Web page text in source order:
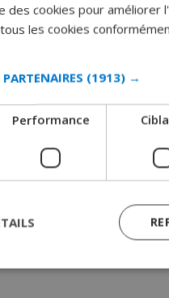
des cookies pour améliorer
les cookies
(1913) →
Performance